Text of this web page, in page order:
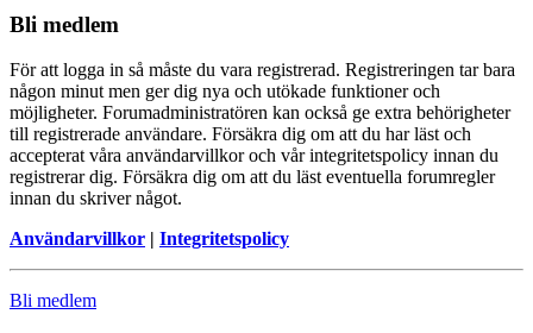
Bli medlem
För att logga in så måste du vara registrerad. Registreringen tar bara
någon minut men ger dig nya och utökade funktioner och
möjligheter. Forumadministratören kan också ge extra behörigheter
till registrerade användare. Försäkra dig om att du har läst och
accepterat våra användarvillkor och vår integritetspolicy innan du
registrerar dig. Försäkra dig om att du läst eventuella forumregler
innan du skriver något.
Användarvillkor | Integritetspolicy
Bli medlem